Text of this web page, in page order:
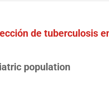
de tuberculosis
population